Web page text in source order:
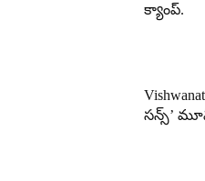
క్యాంప్.
సన్స్’